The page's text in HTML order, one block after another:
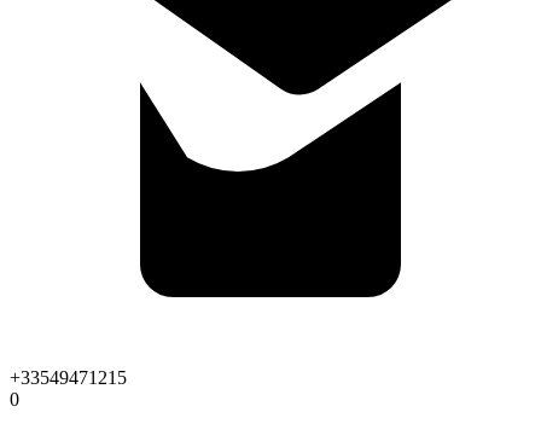
+33549471215
0